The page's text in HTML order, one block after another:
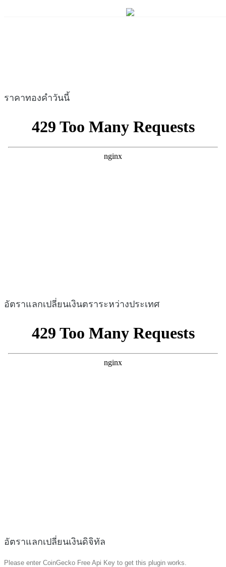
ราคาทองคำวันนี้
อัตราแลกเปลี่ยนเงินตราระหว่างประเทศ
อัตราแลกเปลี่ยนเงินดิจิทัล
Please enter CoinGecko Free Api Key to get this plugin works.